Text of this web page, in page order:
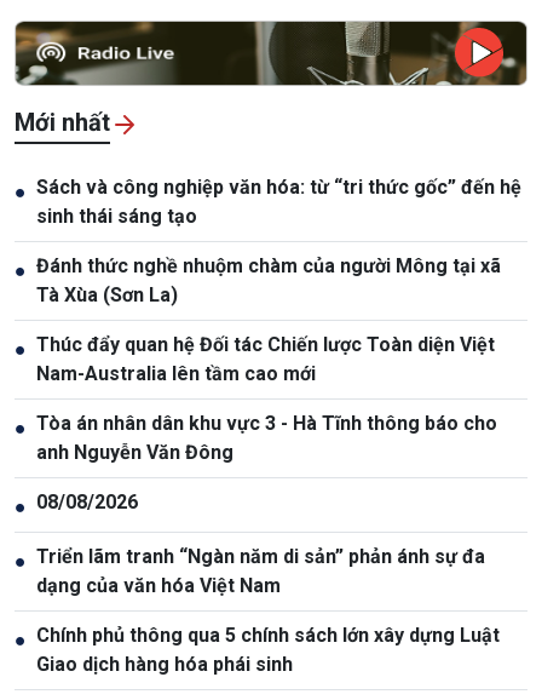
Mới nhất
● Sách và công nghiệp văn hóa: từ “tri thức gốc” đến hệ
sinh thái sáng tạo
● Đánh thức nghề nhuộm chàm của người Mông tại xã
Tà Xùa (Sơn La)
● Thúc đẩy quan hệ Đối tác Chiến lược Toàn diện Việt
Nam-Australia lên tầm cao mới
● Tòa án nhân dân khu vực 3 - Hà Tĩnh thông báo cho
anh Nguyễn Văn Đông
● 08/08/2026
● Triển lãm tranh “Ngàn năm di sản” phản ánh sự đa
dạng của văn hóa Việt Nam
● Chính phủ thông qua 5 chính sách lớn xây dựng Luật
Giao dịch hàng hóa phái sinh